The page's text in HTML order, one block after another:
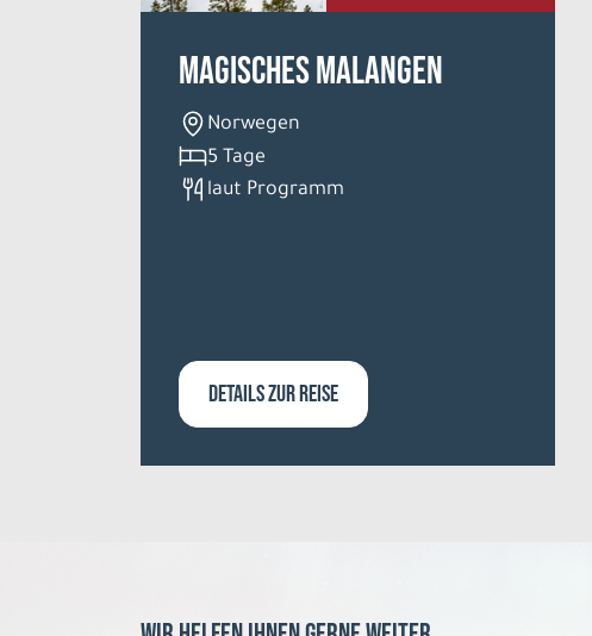
Magisches Malangen
Norwegen
5 Tage
laut Programm
DETAILS ZUR REISE